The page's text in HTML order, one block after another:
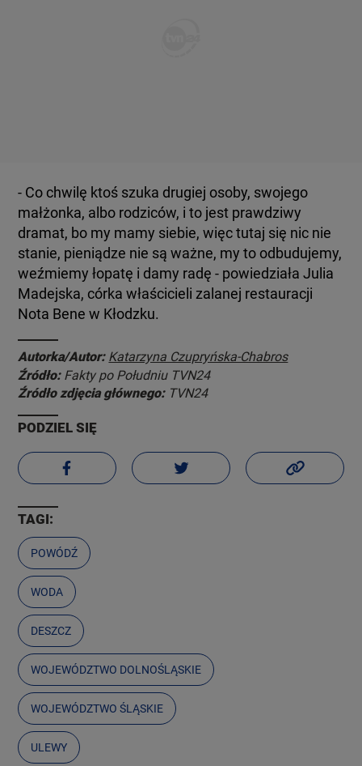
- Co chwilę ktoś szuka drugiej osoby, swojego
małżonka, albo rodziców, i to jest prawdziwy
dramat, bo my mamy siebie, więc tutaj się nic nie
stanie, pieniądze nie są ważne, my to odbudujemy,
weźmiemy łopatę i damy radę - powiedziała Julia
Madejska, córka właścicieli zalanej restauracji
Nota Bene w Kłodzku.
Autorka/Autor: Katarzyna Czupryńska-Chabros
Źródło: Fakty po Południu TVN24
Źródło zdjęcia głównego: TVN24
PODZIEL SIĘ
TAGI:
POWÓDŹ
WODA
DESZCZ
WOJEWÓDZTWO DOLNOŚLĄSKIE
WOJEWÓDZTWO ŚLĄSKIE
ULEWY